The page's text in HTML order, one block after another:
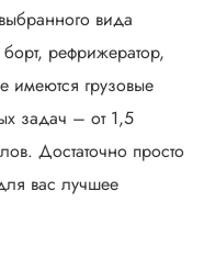
вида
борт, рефрижератор,
имеются грузовые
задач – от 1,5
Достаточно просто
вас лучшее